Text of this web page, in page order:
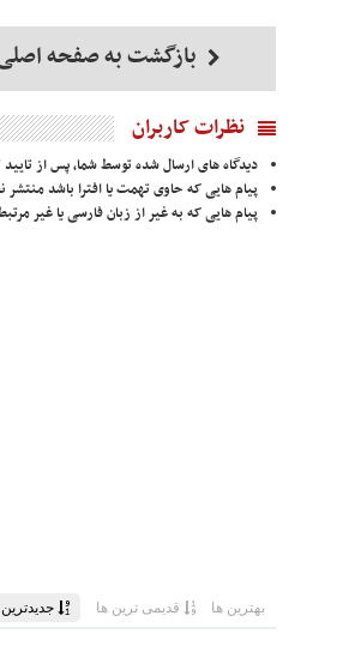
بازگشت به صفحه
نظرات کاربران
دیدگاه های ارسال شده توسط شما، پس از
پیام هایی که حاوی تهمت یا افترا باشد
پیام هایی که به غیر از زبان فارسی یا غیر